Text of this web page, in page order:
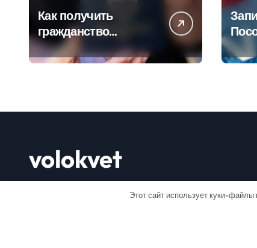
Как получить
гражданство
Аргентины: Полное
руководство
volokvet
Этот сайт использует куки-файлы